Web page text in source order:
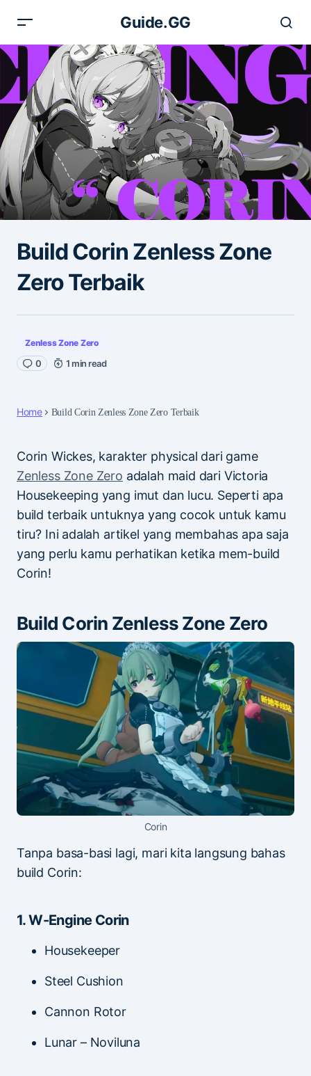
Guide.GG
Build Corin Zenless Zone
Zero Terbaik
Zenless Zone Zero
0 1 min read
Home Build Corin Zenless Zone Zero Terbaik
Corin Wickes, karakter physical dari game
Zenless Zone Zero adalah maid dari Victoria
Housekeeping yang imut dan lucu. Seperti apa
build terbaik untuknya yang cocok untuk kamu
tiru? Ini adalah artikel yang membahas apa saja
yang perlu kamu perhatikan ketika mem-build
Corin!
Build Corin Zenless Zone Zero
Corin
Tanpa basa-basi lagi, mari kita langsung bahas
build Corin:
1. W-Engine Corin
Housekeeper
Steel Cushion
Cannon Rotor
Lunar – Noviluna